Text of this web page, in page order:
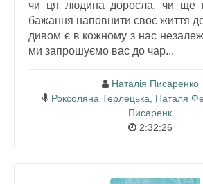
чи ця людина доросла, чи ще
бажання наповнити своє життя
дивом є в кожному з нас
ми запрошуємо вас до чар...
Наталія Писаренко
Роксоляна Терлецька, Наталя
Писаренк
2:32:26